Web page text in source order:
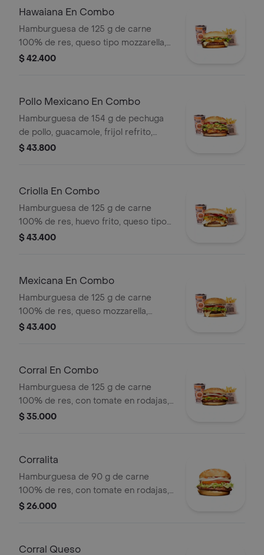
Hawaiana En Combo
Hamburguesa de 125 g de carne
100% de res, queso tipo mozzarella,
piña, lechuga, salsa blanca y salsa de
pet
$ 42.400
Pollo Mexicano En Combo
Hamburguesa de 154 g de pechuga
de pollo, guacamole, frijol refrito,
tortillas de maíz, tomate, lechuga y
$ 43.800
Criolla En Combo
Hamburguesa de 125 g de carne
100% de res, huevo frito, queso tipo
mozzarella, cebolla grillé, tomate en
pet
$ 43.400
Mexicana En Combo
Hamburguesa de 125 g de carne
100% de res, queso mozzarella,
guacamole, fríjol refrito, tomate,
bebida pet
$ 43.400
Corral En Combo
Hamburguesa de 125 g de carne
100% de res, con tomate en rodajas,
cebolla en rodajas, lechuga y salsas
$ 35.000
Corralita
Hamburguesa de 90 g de carne
100% de res, con tomate en rodajas,
cebolla en rodajas, lechuga, salsa
$ 26.000
Corral Queso